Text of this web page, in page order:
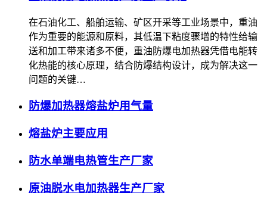
在石油化工、船舶运输、矿区开采等工业场景中，重油
作为重要的能源和原料，其低温下粘度骤增的特性给输
送和加工带来诸多不便，重油防爆电加热器凭借电能转
化热能的核心原理，结合防爆结构设计，成为解决这一
问题的关键…
防爆加热器熔盐炉用气量
熔盐炉主要应用
防水单端电热管生产厂家
原油脱水电加热器生产厂家